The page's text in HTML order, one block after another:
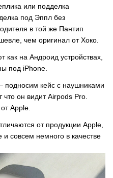
или подделка
под Эппл без
в той же Пантип
чем оригинал от Хоко.
как на Андроид устройствах,
под iPhone.
подносим кейс с наушниками
он видит Airpods Pro.
Apple.
от продукции Apple,
и совсем немного в качеcтве